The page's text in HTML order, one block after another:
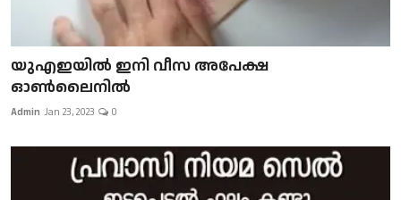
യുഎഇയിൽ ഇനി വീസ അപേക്ഷ
ഓൺലൈനിൽ
Admin Jan 23, 2023 0